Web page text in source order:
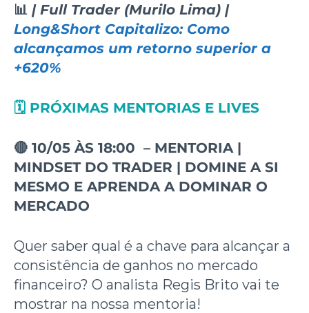
📊 | Full Trader (Murilo Lima) |
Long&Short Capitalizo: Como
alcançamos um retorno superior a
+620%
🗓️ PRÓXIMAS MENTORIAS E LIVES
🔴 10/05 ÀS 18:00 – MENTORIA |
MINDSET DO TRADER | DOMINE A SI
MESMO E APRENDA A DOMINAR O
MERCADO
Quer saber qual é a chave para alcançar a
consistência de ganhos no mercado
financeiro? O analista Regis Brito vai te
mostrar na nossa mentoria!